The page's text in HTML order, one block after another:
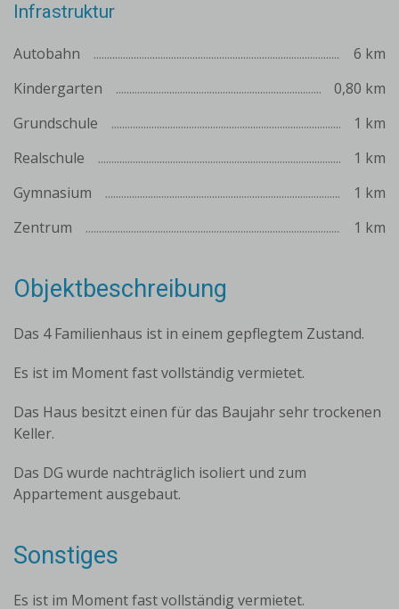
Infrastruktur
Autobahn
6 km
Kindergarten
0,80 km
Grundschule
1 km
Realschule
1 km
Gymnasium
1 km
Zentrum
1 km
Objektbeschreibung
Das 4 Familienhaus ist in einem gepflegtem Zustand.
Es ist im Moment fast vollständig vermietet.
Das Haus besitzt einen für das Baujahr sehr trockenen
Keller.
Das DG wurde nachträglich isoliert und zum
Appartement ausgebaut.
Sonstiges
Es ist im Moment fast vollständig vermietet.